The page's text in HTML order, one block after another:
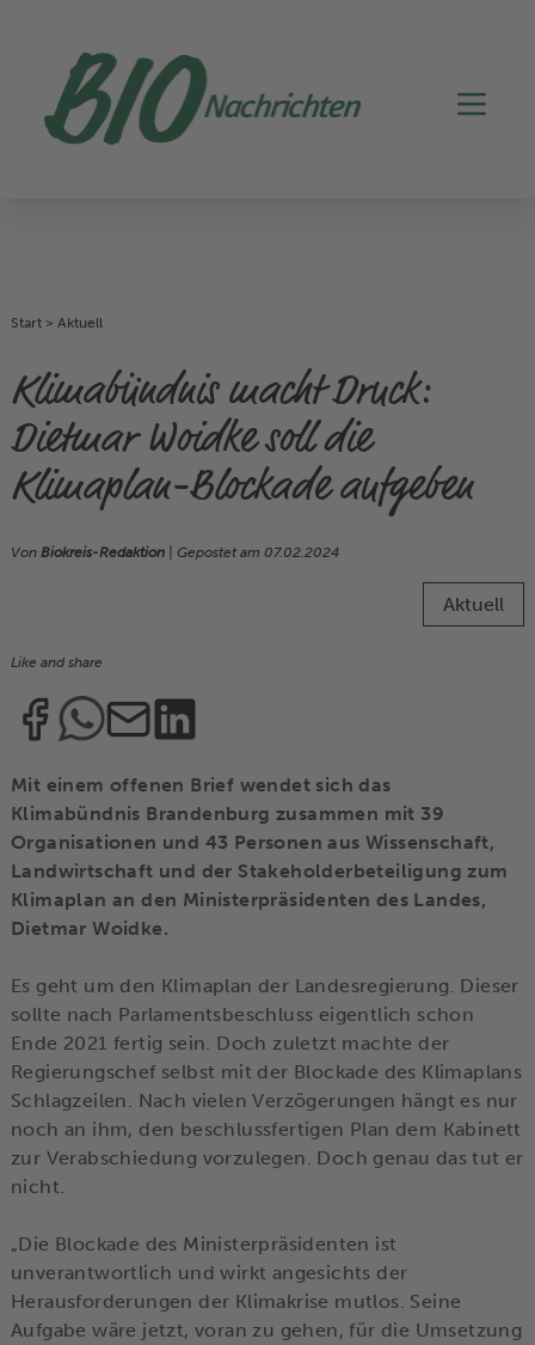
Start > Aktuell
Klimabündnis macht Druck:
Dietmar Woidke soll die
Klimaplan-Blockade aufgeben
Von Biokreis-Redaktion| Gepostet am 07.02.2024
Aktuell
Like and share
Mit einem offenen Brief wendet sich das
Klimabündnis Brandenburg zusammen mit 39
Organisationen und 43 Personen aus Wissenschaft,
Landwirtschaft und der Stakeholderbeteiligung zum
Klimaplan an den Ministerpräsidenten des Landes,
Dietmar Woidke.
Es geht um den Klimaplan der Landesregierung. Dieser
sollte nach Parlamentsbeschluss eigentlich schon
Ende 2021 fertig sein. Doch zuletzt machte der
Regierungschef selbst mit der Blockade des Klimaplans
Schlagzeilen. Nach vielen Verzögerungen hängt es nur
noch an ihm, den beschlussfertigen Plan dem Kabinett
zur Verabschiedung vorzulegen. Doch genau das tut er
nicht.
„Die Blockade des Ministerpräsidenten ist
unverantwortlich und wirkt angesichts der
Herausforderungen der Klimakrise mutlos. Seine
Aufgabe wäre jetzt, voran zu gehen, für die Umsetzung